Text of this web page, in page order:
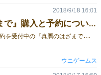
『真贋のはざまで』購入と予約について
現
在Campfireにて予約を受付中の『真贋のはざまで』ですが、多くの皆様からのご予約を頂いてとてもうれしく思っています。 https://camp-fire.jp/projects/view/86202 『真贋のはざまで』はブラックマーケットのオークション会場を舞台にしたブラフ競りゲームで、詳細な解説のついた実在の名作絵画を売買することで自然とアートに詳しくなれるゲームです。 この解説文には現役の東京藝大の研究者に全面的な学術協力を頂いており、アートに詳しい方もそうでない方も楽しめます。 本作品はゲームマーケット2018秋にできるだけ持っていくつもりではありますが、現時点で予想外の予約数となっているため会場での確実なご購入を保証できません。 予約を頂いた分については必ず確保いたしますので、できれば上記URLからのご予約をお願いいたします。 ゲムマ会場でのお渡しも致しますので、ご希望の際はお知らせください。
2018/9/18 16:01
ウニゲームス